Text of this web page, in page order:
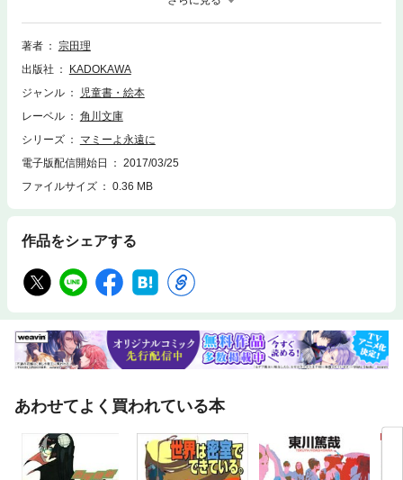
みんな呆気にとられるが、料理の腕は天才級で、特に彼女の作った特製マ
ミー焼きは誰もが虜になってしまう。そんな彼女の役目は学校内のよろず
もめ事解決屋だ。独特のペースでみんなを巻き込んでいくトラブルバスタ
著者
宗田理
出版社
KADOKAWA
ジャンル
児童書・絵本
レーベル
角川文庫
シリーズ
マミーよ永遠に
電子版配信開始日
2017/03/25
ファイルサイズ
0.36 MB
作品をシェアする
あわせてよく買われている本